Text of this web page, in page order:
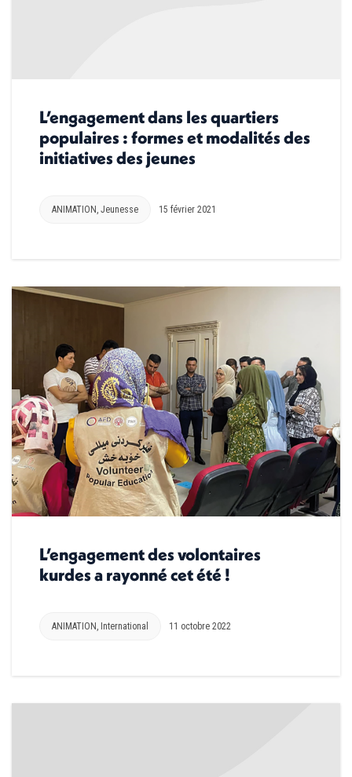
L’engagement dans les quartiers
populaires : formes et modalités des
initiatives des jeunes
ANIMATION , Jeunesse 15 février 2021
L’engagement des volontaires
kurdes a rayonné cet été !
ANIMATION , International 11 octobre 2022